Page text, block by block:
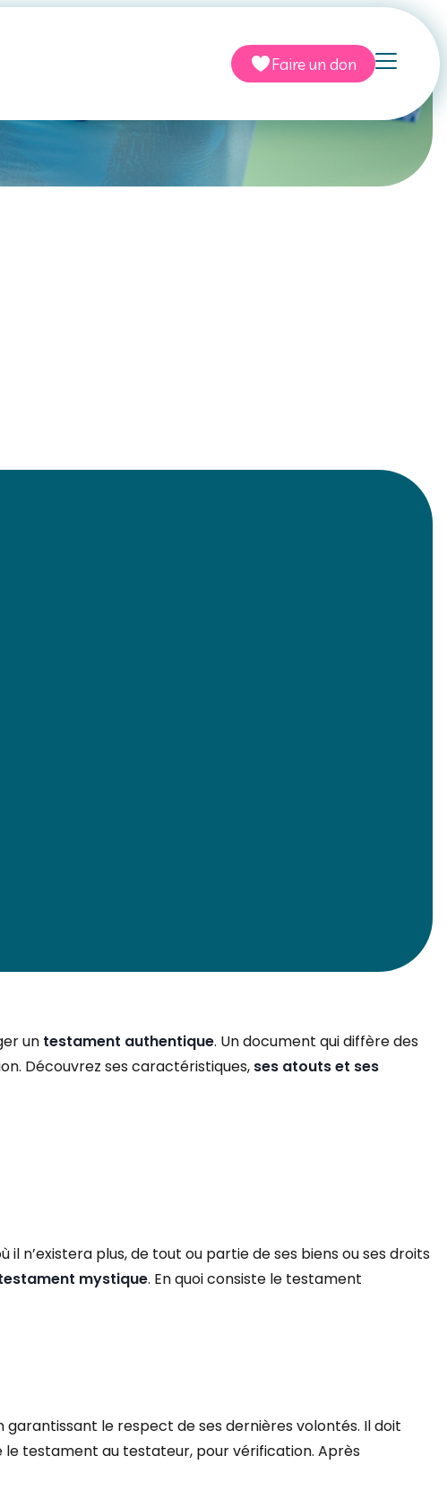
Faire un don
un testament authentique. Un document qui diffère des
Découvrez ses caractéristiques, ses atouts et ses
n’existera plus, de tout ou partie de ses biens ou ses droits
mystique. En quoi consiste le testament
le respect de ses dernières volontés. Il doit
le testament au testateur, pour vérification. Après